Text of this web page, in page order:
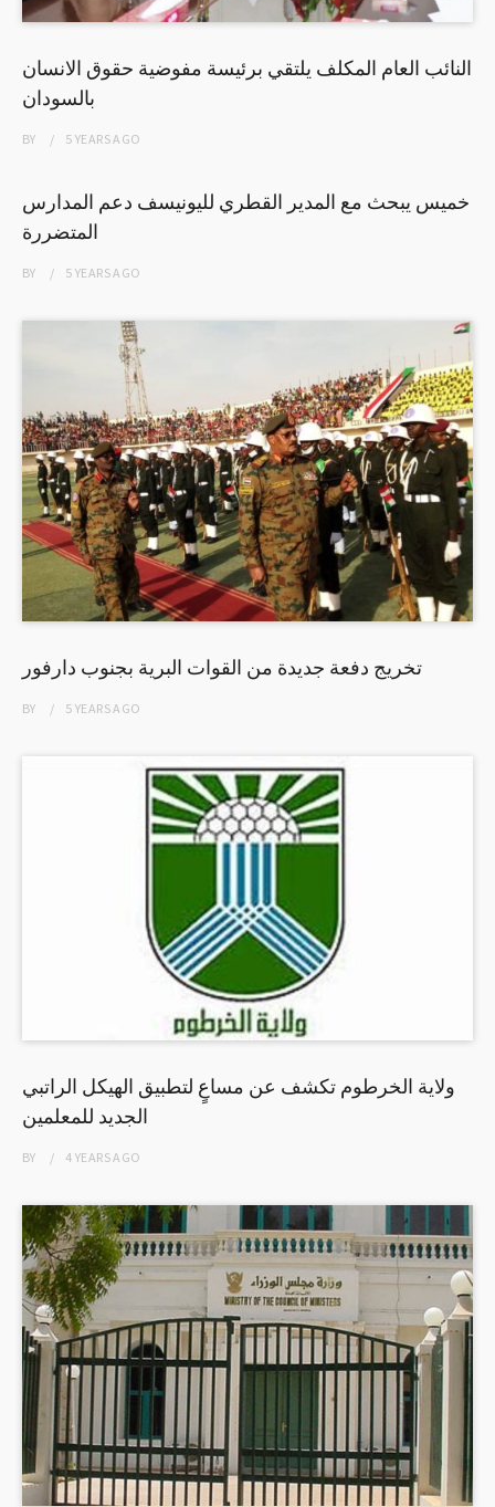
النائب العام المكلف يلتقي برئيسة مفوضية حقوق الانسان
بالسودان
BY 5 YEARSAGO
خميس يبحث مع المدير القطري لليونيسف دعم المدارس
المتضررة
BY 5 YEARSAGO
تخريج دفعة جديدة من القوات البرية بجنوب دارفور
BY 5 YEARSAGO
ولاية الخرطوم تكشف عن مساعٍ لتطبيق الهيكل الراتبي
الجديد للمعلمين
BY 4 YEARSAGO